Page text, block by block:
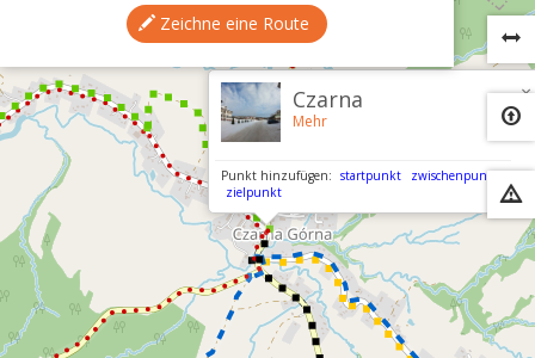
×
Czarna
Mehr
Punkt hinzufügen: startpunkt
zwischenpunkt
zielpunkt
Zeichne eine Route